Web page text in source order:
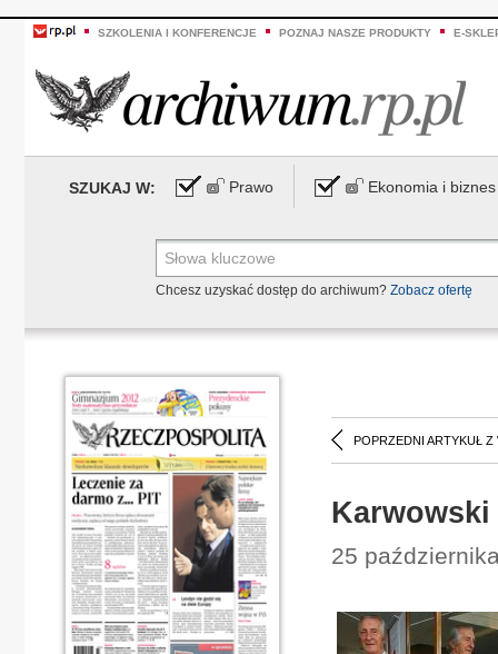
SZKOLENIA I KONFERENCJE POZNAJ NASZE PRODUKTY E-
SZUKAJ W: Prawo Ekonomia i biznes
Chcesz uzyskać dostęp do archiwum? Zobacz ofertę
POPRZEDNI ARTYKUŁ Z
Karwowski
25